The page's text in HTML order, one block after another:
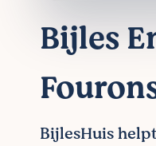
Bijles
BijlesHuis